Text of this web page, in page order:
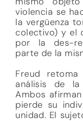
violencia se
la vergüenza
colectivo) y el
por la des-
parte de la
Freud
análisis de
Ambos
pierde su
unidad. El